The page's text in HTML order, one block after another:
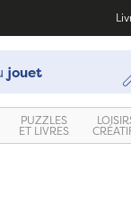
jouet
PUZZLES
ET LIVRES